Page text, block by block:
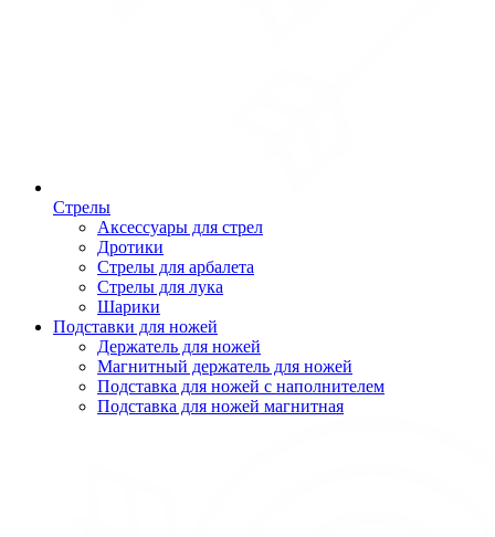
Стрелы
Аксессуары для стрел
Дротики
Стрелы для арбалета
Стрелы для лука
Шарики
Подставки для ножей
Держатель для ножей
Магнитный держатель для ножей
Подставка для ножей с наполнителем
Подставка для ножей магнитная